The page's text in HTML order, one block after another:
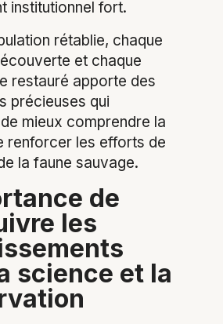
institutionnel fort.
rétablie, chaque
et chaque
restauré apporte des
précieuses qui
mieux comprendre la
renforcer les efforts de
la faune sauvage.
de
les
science et la